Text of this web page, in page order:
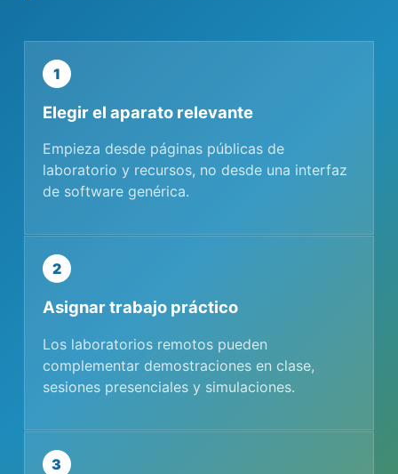
1
Elegir el aparato relevante
Empieza desde páginas públicas de
laboratorio y recursos, no desde una interfaz
de software genérica.
2
Asignar trabajo práctico
Los laboratorios remotos pueden
complementar demostraciones en clase,
sesiones presenciales y simulaciones.
3